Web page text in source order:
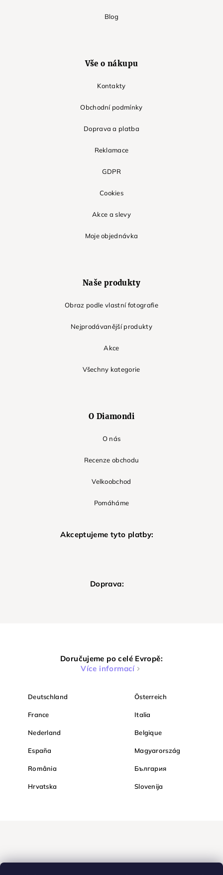
Blog
Vše o nákupu
Kontakty
Obchodní podmínky
Doprava a platba
Reklamace
GDPR
Cookies
Akce a slevy
Moje objednávka
Naše produkty
Obraz podle vlastní fotografie
Nejprodávanější produkty
Akce
Všechny kategorie
O Diamondi
O nás
Recenze obchodu
Velkoobchod
Pomáháme
Akceptujeme tyto platby:
Doprava:
Doručujeme po celé Evropě:
Více informací
Deutschland Österreich
France Italia
Nederland Belgique
España Magyarország
România България
Hrvatska Slovenija